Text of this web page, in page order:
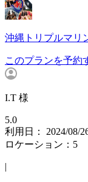
沖縄トリプルマリ
このプランを予約
I.T 様
5.0
利用日： 2024/08/
ロケーション：5
|